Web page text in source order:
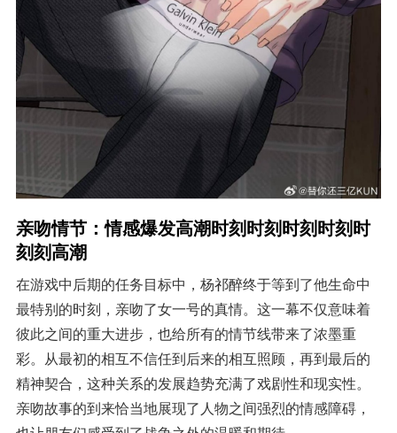
亲吻情节：情感爆发高潮时刻时刻时刻时刻时
刻刻高潮
在游戏中后期的任务目标中，杨祁醉终于等到了他生命中
最特别的时刻，亲吻了女一号的真情。这一幕不仅意味着
彼此之间的重大进步，也给所有的情节线带来了浓墨重
彩。从最初的相互不信任到后来的相互照顾，再到最后的
精神契合，这种关系的发展趋势充满了戏剧性和现实性。
亲吻故事的到来恰当地展现了人物之间强烈的情感障碍，